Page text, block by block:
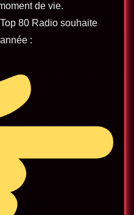
de vie.
80 Radio souhaite
: